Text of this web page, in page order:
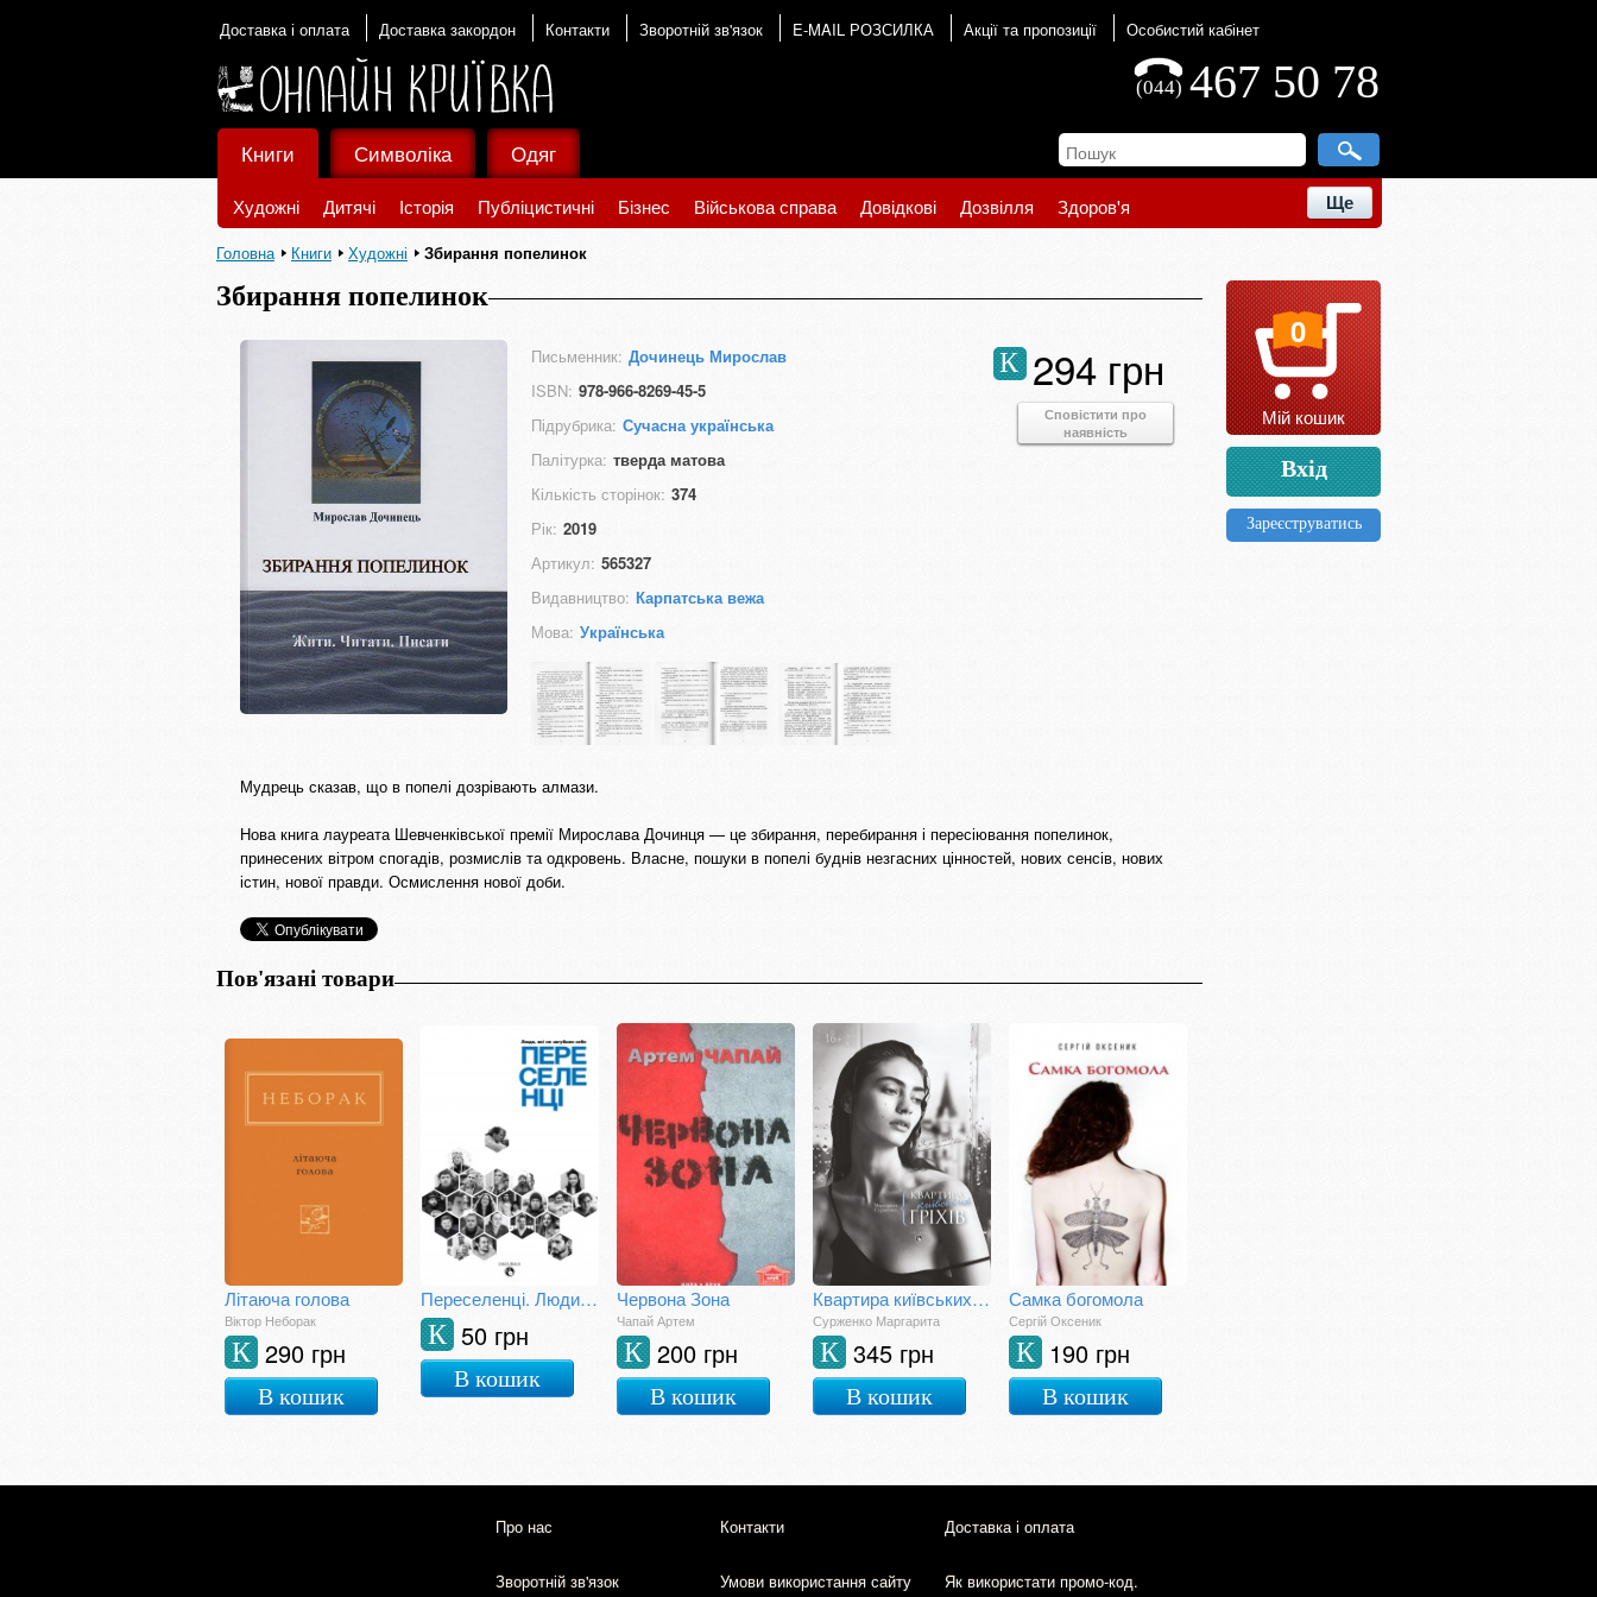
Доставка і оплата Доставка закордон Контакти Зворотній зв'язок E-MAIL РОЗСИЛКА Акції та пропозиції Особистий кабінет
467 50 78
(044)
Книги
Художні Дитячі Історія Публіцистичні Бізнес Військова справа Довідкові Дозвілля Здоров'я Ще
Символіка Одяг
Головна Книги Художні Збирання попелинок
Збирання попелинок
Письменник: Дочинець Мирослав
ISBN: 978-966-8269-45-5
Підрубрика: Сучасна українська
Палітурка: тверда матова
Кількість сторінок: 374
Рік: 2019
Артикул: 565327
Видавництво: Карпатська вежа
Мова: Українська
294 грн
К
Сповістити про
наявність
Мудрець сказав, що в попелі дозрівають алмази.
Нова книга лауреата Шевченківської премії Мирослава Дочинця — це збирання, перебирання і пересіювання попелинок,
принесених вітром спогадів, розмислів та одкровень. Власне, пошуки в попелі буднів незгасних цінностей, нових сенсів, нових
істин, нової правди. Осмислення нової доби.
Пов'язані товари
Літаюча голова
Віктор Неборак
290 грн
К
В кошик
Переселенці. Люди, які не загубили себе
50 грн
К
В кошик
Червона Зона
Чапай Артем
200 грн
К
В кошик
Квартира київських гріхів
Сурженко Маргарита
345 грн
К
В кошик
Самка богомола
Сергій Оксеник
190 грн
К
В кошик
0
Мій кошик
Вхід
Зареєструватись
Про нас Контакти Доставка і оплата
Зворотній зв'язок Умови використання сайту Як використати промо-код.